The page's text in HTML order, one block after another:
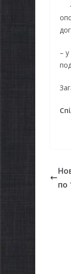
–
–
по
рада
пільги